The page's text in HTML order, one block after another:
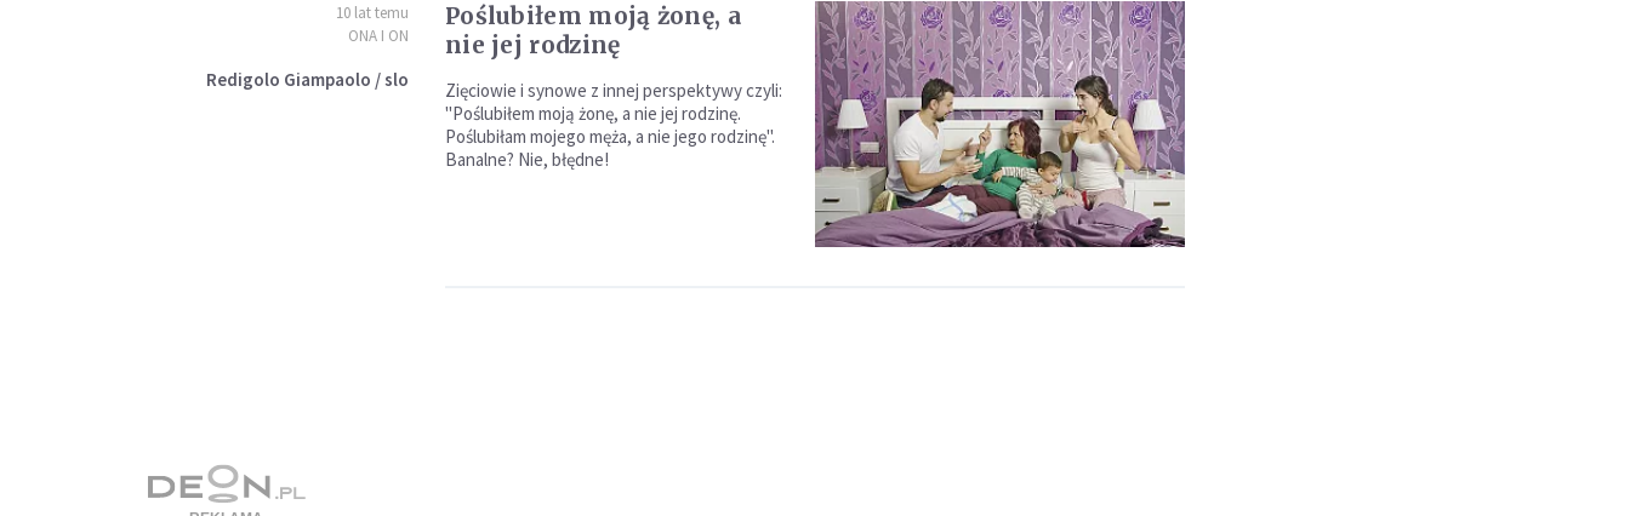
10 lat temu
ONA I ON
Redigolo Giampaolo / slo
Poślubiłem moją żonę, a
nie jej rodzinę
Zięciowie i synowe z innej perspektywy czyli:
"Poślubiłem moją żonę, a nie jej rodzinę.
Poślubiłam mojego męża, a nie jego rodzinę".
Banalne? Nie, błędne!